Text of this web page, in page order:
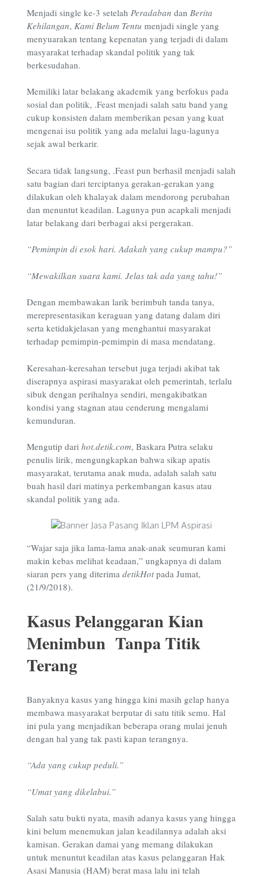
Menjadi single ke-3 setelah Peradaban dan Berita
Kehilangan, Kami Belum Tentu menjadi single yang
menyuarakan tentang kepenatan yang terjadi di dalam
masyarakat terhadap skandal politik yang tak
berkesudahan.
Memiliki latar belakang akademik yang berfokus pada
sosial dan politik, .Feast menjadi salah satu band yang
cukup konsisten dalam memberikan pesan yang kuat
mengenai isu politik yang ada melalui lagu-lagunya
sejak awal berkarir.
Secara tidak langsung, .Feast pun berhasil menjadi salah
satu bagian dari terciptanya gerakan-gerakan yang
dilakukan oleh khalayak dalam mendorong perubahan
dan menuntut keadilan. Lagunya pun acapkali menjadi
latar belakang dari berbagai aksi pergerakan.
“Pemimpin di esok hari. Adakah yang cukup mampu?”
“Mewakilkan suara kami. Jelas tak ada yang tahu!”
Dengan membawakan larik berimbuh tanda tanya,
merepresentasikan keraguan yang datang dalam diri
serta ketidakjelasan yang menghantui masyarakat
terhadap pemimpin-pemimpin di masa mendatang.
Keresahan-keresahan tersebut juga terjadi akibat tak
diserapnya aspirasi masyarakat oleh pemerintah, terlalu
sibuk dengan perihalnya sendiri, mengakibatkan
kondisi yang stagnan atau cenderung mengalami
kemunduran.
Mengutip dari hot.detik.com, Baskara Putra selaku
penulis lirik, mengungkapkan bahwa sikap apatis
masyarakat, terutama anak muda, adalah salah satu
buah hasil dari matinya perkembangan kasus atau
skandal politik yang ada.
“Wajar saja jika lama-lama anak-anak seumuran kami
makin kebas melihat keadaan,” ungkapnya di dalam
siaran pers yang diterima detikHotpada Jumat,
(21/9/2018).
Kasus Pelanggaran Kian
Menimbun Tanpa Titik
Terang
Banyaknya kasus yang hingga kini masih gelap hanya
membawa masyarakat berputar di satu titik semu. Hal
ini pula yang menjadikan beberapa orang mulai jenuh
dengan hal yang tak pasti kapan terangnya.
“Ada yang cukup peduli.”
“Umat yang dikelabui.”
Salah satu bukti nyata, masih adanya kasus yang hingga
kini belum menemukan jalan keadilannya adalah aksi
kamisan. Gerakan damai yang memang dilakukan
untuk menuntut keadilan atas kasus pelanggaran Hak
Asasi Manusia (HAM) berat masa lalu ini telah